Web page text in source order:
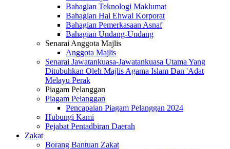
Bahagian Teknologi Maklumat
Bahagian Hal Ehwal Korporat
Bahagian Pemerkasaan Asnaf
Bahagian Undang-Undang
Senarai Anggota Majlis
Anggota Majlis
Senarai Jawatankuasa-Jawatankuasa Utama Yang
Ditubuhkan Oleh Majlis Agama Islam Dan 'Adat
Melayu Perak
Piagam Pelanggan
Piagam Pelanggan
Pencapaian Piagam Pelanggan 2024
Hubungi Kami
Pejabat Pentadbiran Daerah
Zakat
Borang Bantuan Zakat